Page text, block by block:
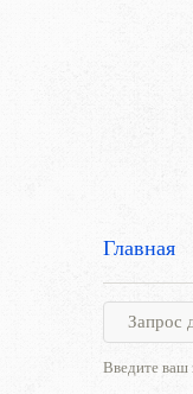
Главная
Введите ваш